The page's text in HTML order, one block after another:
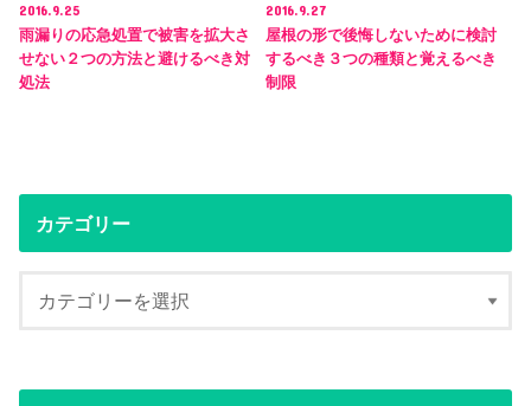
2016.9.25
雨漏りの応急処置で被害を拡大さ
せない２つの方法と避けるべき対
処法
2016.9.27
屋根の形で後悔しないために検討
するべき３つの種類と覚えるべき
制限
カテゴリー